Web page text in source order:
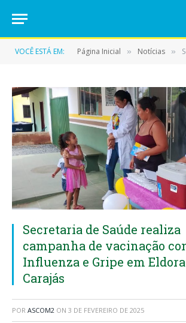
VOCÊ ESTÁ EM: Página Inicial » Notícias »
Secretaria de Saúde realiza
campanha de vacinação
Influenza e Gripe em
Carajás
POR ASCOM2 ON 3 DE FEVEREIRO DE 2025